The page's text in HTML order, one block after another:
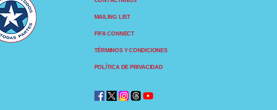
MAILING LIST
FIFA CONNECT
TÉRMINOS Y CONDICIONES
POLÍTICA DE PRIVACIDAD